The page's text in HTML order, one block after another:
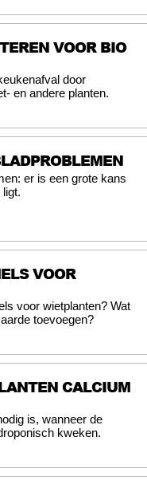
VOOR BIO
door
en andere planten.
er is een grote kans
VOOR
voor wietplanten? Wat
toevoegen?
CALCIUM
is, wanneer de
kweken.